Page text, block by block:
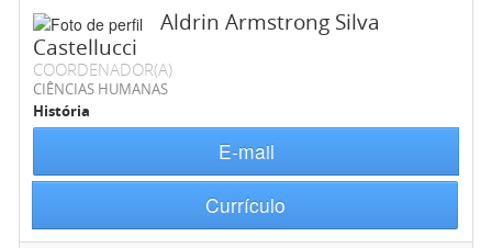
Aldrin Armstrong Silva
Castellucci
COORDENADOR(A)
CIÊNCIAS HUMANAS
História
E-mail
Currículo